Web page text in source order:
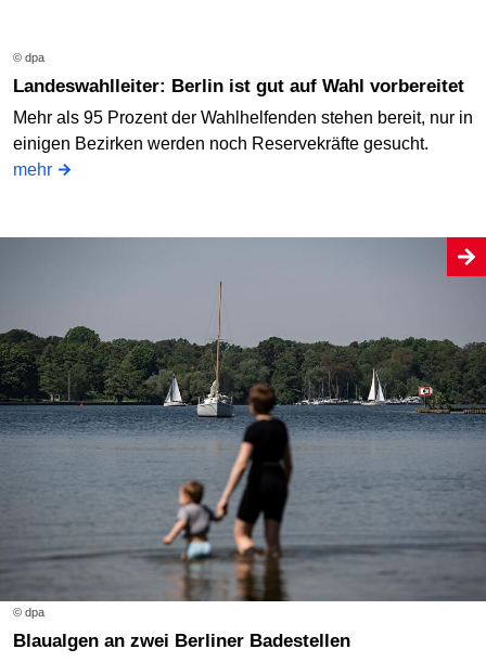
© dpa
Landeswahlleiter: Berlin ist gut auf Wahl vorbereitet
Mehr als 95 Prozent der Wahlhelfenden stehen bereit, nur in
einigen Bezirken werden noch Reservekräfte gesucht.
mehr
© dpa
Blaualgen an zwei Berliner Badestellen